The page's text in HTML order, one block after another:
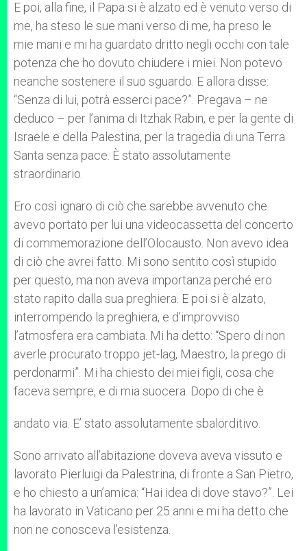
E poi, alla fine, il Papa si è alzato ed è venuto verso di
me, ha steso le sue mani verso di me, ha preso le
mie mani e mi ha guardato dritto negli occhi con tale
potenza che ho dovuto chiudere i miei. Non potevo
neanche sostenere il suo sguardo. E allora disse:
“Senza di lui, potrà esserci pace?”. Pregava – ne
deduco – per l’anima di Itzhak Rabin, e per la gente di
Israele e della Palestina, per la tragedia di una Terra
Santa senza pace. È stato assolutamente
straordinario.
Ero così ignaro di ciò che sarebbe avvenuto che
avevo portato per lui una videocassetta del concerto
di commemorazione dell’Olocausto. Non avevo idea
di ciò che avrei fatto. Mi sono sentito così stupido
per questo, ma non aveva importanza perché ero
stato rapito dalla sua preghiera. E poi si è alzato,
interrompendo la preghiera, e d’improvviso
l’atmosfera era cambiata. Mi ha detto: “Spero di non
averle procurato troppo jet-lag, Maestro, la prego di
perdonarmi”. Mi ha chiesto dei miei figli, cosa che
faceva sempre, e di mia suocera. Dopo di che è
andato via. E’ stato assolutamente sbalorditivo.
Sono arrivato all’abitazione doveva aveva vissuto e
lavorato Pierluigi da Palestrina, di fronte a San Pietro,
e ho chiesto a un’amica: “Hai idea di dove stavo?”. Lei
ha lavorato in Vaticano per 25 anni e mi ha detto che
non ne conosceva l’esistenza.